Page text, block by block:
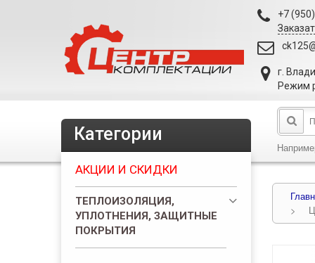
+7
г.
Режим
>
Категории
АКЦИИ И СКИДКИ
ТЕПЛОИЗОЛЯЦИЯ,
УПЛОТНЕНИЯ, ЗАЩИТНЫЕ
ПОКРЫТИЯ